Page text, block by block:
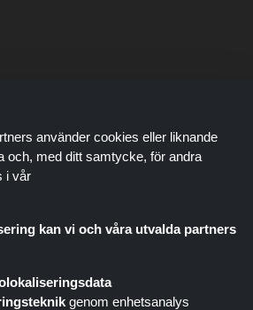
en webbplats som presenterar erbjudanden,
när du köper via dessa länkar,
se tjänar endast provision genom dessa
använder cookies eller liknande
och, med ditt samtycke, för andra
i vår
kan vi och våra utvalda partners
genom enhetsanalys